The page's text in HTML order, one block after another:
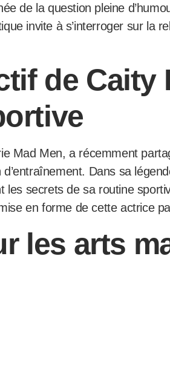
de la question pleine
invite à s’interroger sur la
de Caity
Mad Men, a récemment
Dans sa
les secrets de sa routine
en forme de cette actrice
les arts